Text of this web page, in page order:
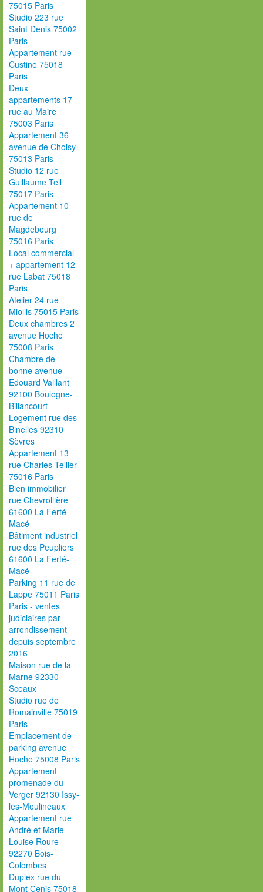
75015 Paris
Studio 223 rue
Saint Denis 75002
Paris
Appartement rue
Custine 75018
Paris
Deux
appartements 17
rue au Maire
75003 Paris
Appartement 36
avenue de Choisy
75013 Paris
Studio 12 rue
Guillaume Tell
75017 Paris
Appartement 10
rue de
Magdebourg
75016 Paris
Local commercial
+ appartement 12
rue Labat 75018
Paris
Atelier 24 rue
Miollis 75015 Paris
Deux chambres 2
avenue Hoche
75008 Paris
Chambre de
bonne avenue
Edouard Vaillant
92100 Boulogne-
Billancourt
Logement rue des
Binelles 92310
Sèvres
Appartement 13
rue Charles Tellier
75016 Paris
Bien immobilier
rue Chevrollière
61600 La Ferté-
Macé
Bâtiment industriel
rue des Peupliers
61600 La Ferté-
Macé
Parking 11 rue de
Lappe 75011 Paris
Paris - ventes
judiciaires par
arrondissement
depuis septembre
2016
Maison rue de la
Marne 92330
Sceaux
Studio rue de
Romainville 75019
Paris
Emplacement de
parking avenue
Hoche 75008 Paris
Appartement
promenade du
Verger 92130 Issy-
les-Moulineaux
Appartement rue
André et Marie-
Louise Roure
92270 Bois-
Colombes
Duplex rue du
Mont Cenis 75018